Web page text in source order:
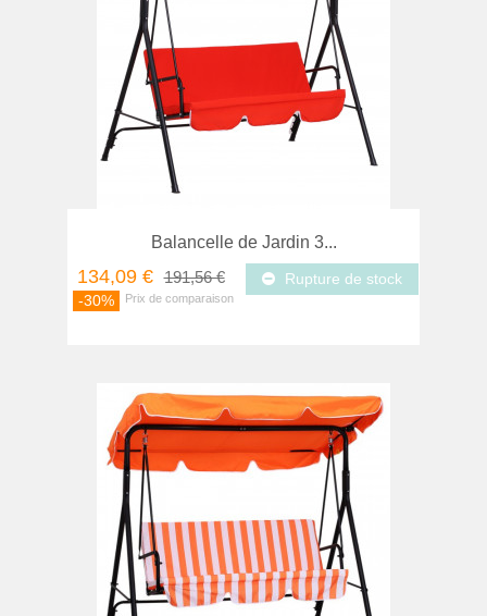
Balancelle de Jardin 3...
134,09 € 191,56 €
-30%
Rupture de stock